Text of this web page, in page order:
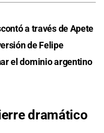
a través de Apete
de Felipe
el dominio argentino
dramático